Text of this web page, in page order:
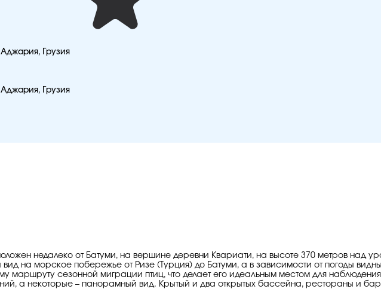
Грузия
Грузия
недалеко от Батуми, на вершине деревни Квариати, на высоте 370 метров над
на морское побережье от Ризе (Турция) до Батуми, а в зависимости от погоды
маршруту сезонной миграции птиц, что делает его идеальным местом для
а некоторые – панорамный вид. Крытый и два открытых бассейна, рестораны и